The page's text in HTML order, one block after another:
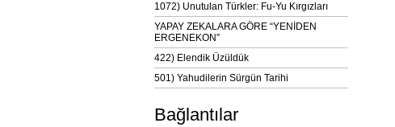
1072) Unutulan Türkler: Fu-Yu Kırgızları
YAPAY ZEKALARA GÖRE “YENİDEN
ERGENEKON”
422) Elendik Üzüldük
501) Yahudilerin Sürgün Tarihi
Bağlantılar